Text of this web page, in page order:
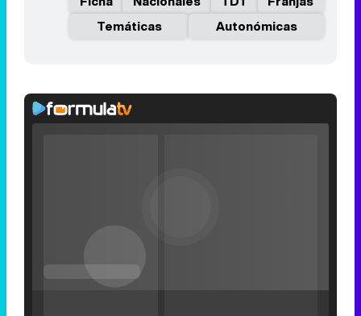
Temáticas
Autonómicas